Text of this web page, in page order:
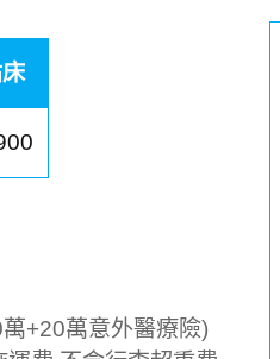
+20萬意外醫療險)